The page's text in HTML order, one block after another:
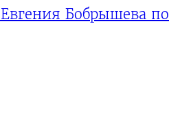
Бобрышева по